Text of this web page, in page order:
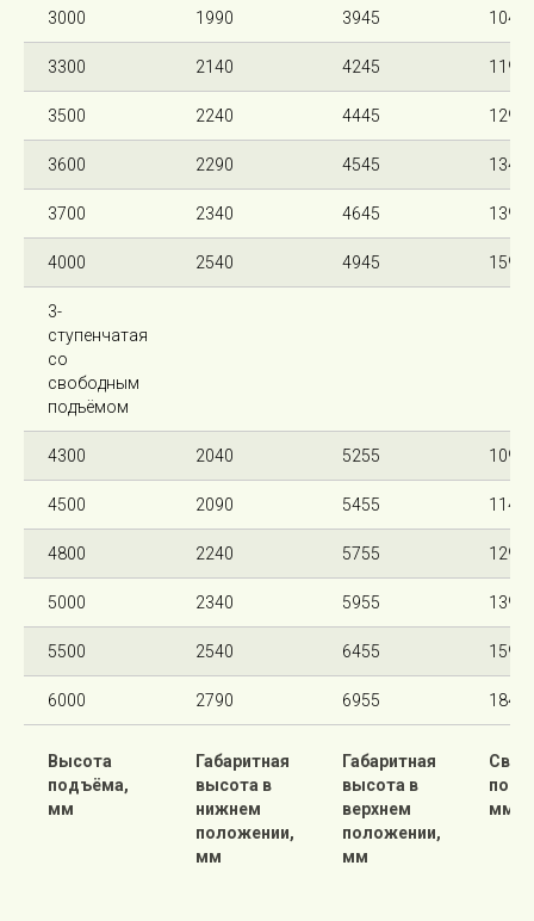
3000 1990 3945 1045
3300 2140 4245 1195
3500 2240 4445 1295
3600 2290 4545 1345
3700 2340 4645 1395
4000 2540 4945 1595
3-
ступенчатая
со
свободным
подъёмом
4300 2040 5255 1095
4500 2090 5455 1145
4800 2240 5755 1295
5000 2340 5955 1395
5500 2540 6455 1595
6000 2790 6955 1845
Высота
подъёма,
мм
Габаритная
высота в
нижнем
положении,
мм
Габаритная
высота в
верхнем
положении,
мм
мм